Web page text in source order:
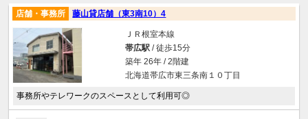
店舗・事務所 藤山貸店舗（東3南10）4
ＪＲ根室本線
帯広駅/ 徒歩15分
築年 26年 / 2階建
北海道帯広市東三条南１０丁目
事務所やテレワークのスペースとして利用可◎